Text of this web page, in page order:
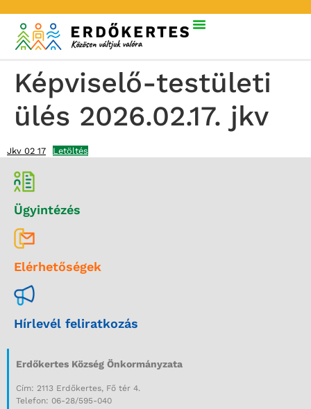
Képviselő-testületi
ülés 2026.02.17. jkv
Jkv 02 17 Letöltés
Ügyintézés
Elérhetőségek
Hírlevél feliratkozás
Erdőkertes Község Önkormányzata
Cím: 2113 Erdőkertes, Fő tér 4.
Telefon: 06-28/595-040